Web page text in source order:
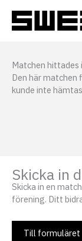
innehåll
Matchen hittades
Den här
kunde inte
Skicka in
Skicka in en
förening. Ditt
Till formuläret